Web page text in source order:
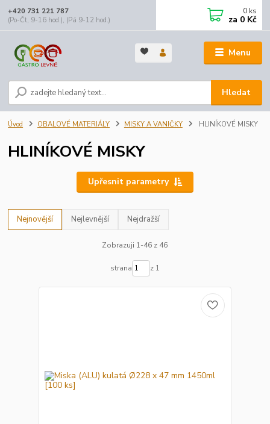
Menu
Hledat
+420 731 221 787
(Po-Čt, 9-16 hod.), (Pá 9-12 hod.)
0 ks
za 0 Kč
Úvod OBALOVÉ MATERIÁLY MISKY A VANIČKY HLINÍKOVÉ MISKY
HLINÍKOVÉ MISKY
Upřesnit parametry
Nejnovější Nejlevnější Nejdražší
Zobrazuji 1-46 z 46
strana z 1